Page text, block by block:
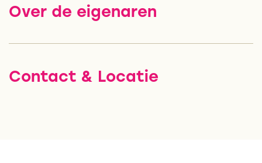
Over de eigenaren
Contact & Locatie